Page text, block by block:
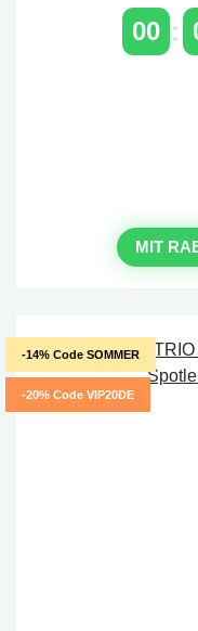
00
MIT
-14% Code SOMMER
-20% Code VIP20DE